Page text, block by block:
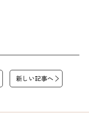
新しい記事へ